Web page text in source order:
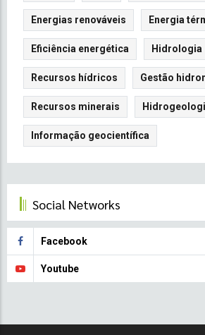
Energias renováveis Energia
Eficiência energética Hidrologia
Recursos hídricos Gestão
Recursos minerais
Informação geocientífica
Social Networks
Facebook
Youtube